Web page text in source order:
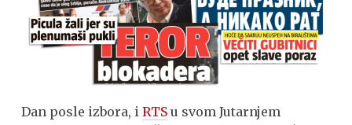
Dan posle izbora, iRTS u svom Jutarnjem